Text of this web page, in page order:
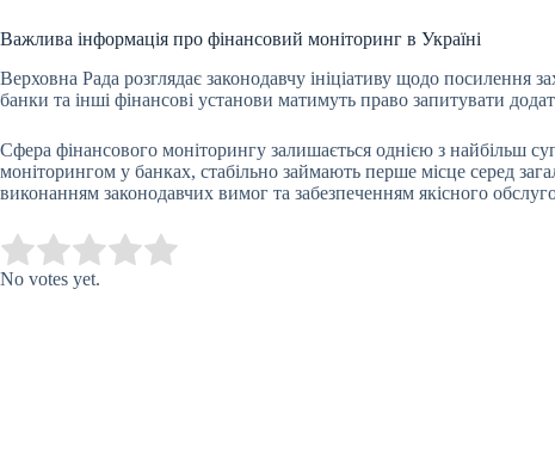
Важлива інформація про фінансовий моніторинг в Україні
Верховна Рада розглядає законодавчу ініціативу щодо посилення
банки та інші фінансові установи матимуть право запитувати
Сфера фінансового моніторингу залишається однією з найбільш
моніторингом у банках, стабільно займають перше місце серед
виконанням законодавчих вимог та забезпеченням якісного
Rate this item:
No votes yet.